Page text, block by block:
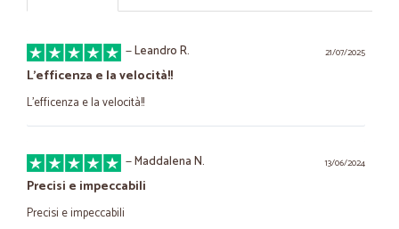
21/07/2025
—Leandro R.
L’efficenza e la velocità!!
L’efficenza e la velocità!!
13/06/2024
—Maddalena N.
Precisi e impeccabili
Precisi e impeccabili